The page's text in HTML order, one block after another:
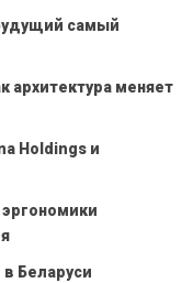
самый
архитектура меняет
Holdings и
Беларуси